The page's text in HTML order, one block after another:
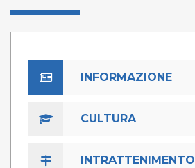
INFORMAZIONE
CULTURA
INTRATTENIMENTO